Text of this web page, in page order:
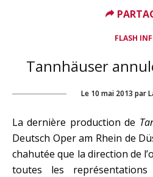
FLASH
Tannhäuser
Le 10 mai 2013 par
La dernière production de
Deutsch Oper am Rhein de
chahutée que la direction de
toutes les